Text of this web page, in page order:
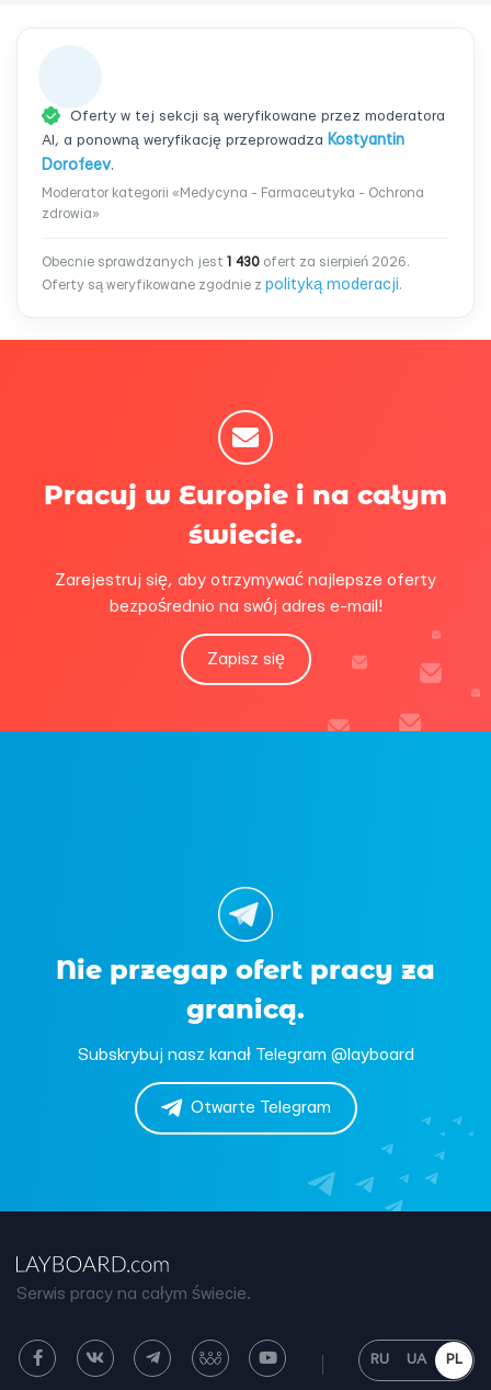
Oferty w tej sekcji są weryfikowane przez moderatora
AI, a ponowną weryfikację przeprowadza Kostyantin
Dorofeev.
Moderator kategorii «Medycyna - Farmaceutyka - Ochrona
zdrowia»
Obecnie sprawdzanych jest 1 430 ofert za sierpień 2026.
Oferty są weryfikowane zgodnie z polityką moderacji.
Pracuj w Europie i na całym
świecie.
Zarejestruj się, aby otrzymywać najlepsze oferty
bezpośrednio na swój adres e-mail!
Zapisz się
Nie przegap ofert pracy za
granicą.
Subskrybuj nasz kanał Telegram @layboard
Otwarte Telegram
Serwis pracy na całym świecie.
RU UA PL